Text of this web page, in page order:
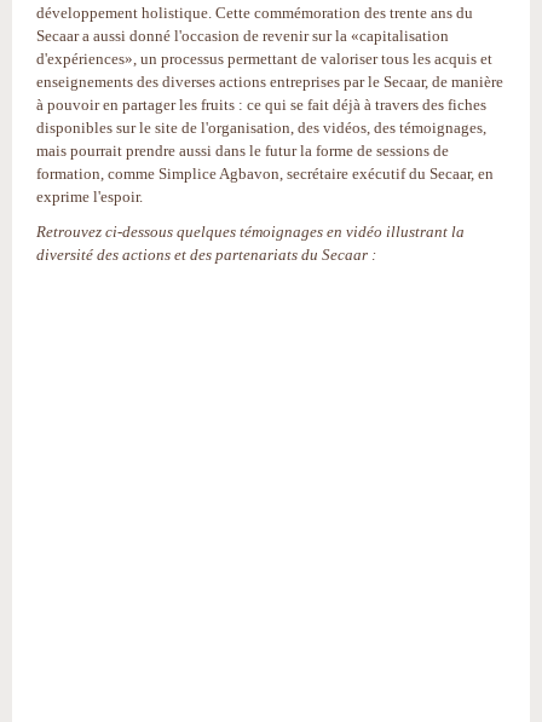
développement holistique. Cette commémoration des trente ans du
Secaar a aussi donné l'occasion de revenir sur la «capitalisation
d'expériences», un processus permettant de valoriser tous les acquis et
enseignements des diverses actions entreprises par le Secaar, de manière
à pouvoir en partager les fruits : ce qui se fait déjà à travers des fiches
disponibles sur le site de l'organisation, des vidéos, des témoignages,
mais pourrait prendre aussi dans le futur la forme de sessions de
formation, comme Simplice Agbavon, secrétaire exécutif du Secaar, en
exprime l'espoir.
Retrouvez ci-dessous quelques témoignages en vidéo illustrant la
diversité des actions et des partenariats du Secaar :